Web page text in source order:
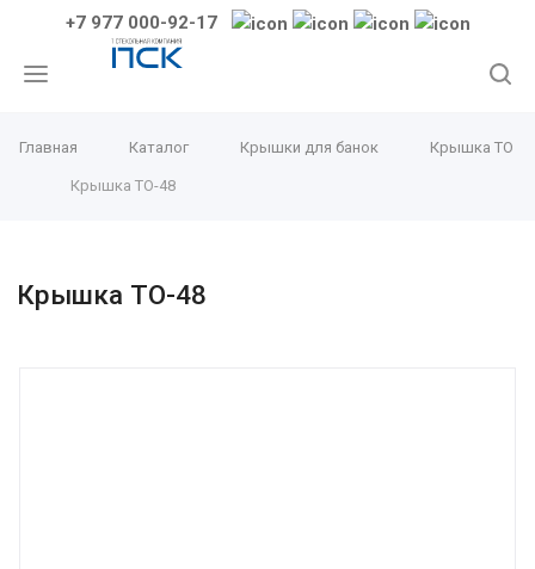
+7 977 000-92-17
Главная Каталог Крышки для банок Крышка ТО
Крышка ТО-48
Крышка ТО-48